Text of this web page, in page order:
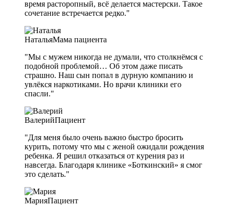
время расторопный, всё делается мастерски. Такое
сочетание встречается редко."
НатальяМама пациента
"Мы с мужем никогда не думали, что столкнёмся с
подобной проблемой… Об этом даже писать
страшно. Наш сын попал в дурную компанию и
увлёкся наркотиками. Но врачи клиники его
спасли."
ВалерийПациент
"Для меня было очень важно быстро бросить
курить, потому что мы с женой ожидали рождения
ребенка. Я решил отказаться от курения раз и
навсегда. Благодаря клинике «Боткинский» я смог
это сделать."
МарияПациент